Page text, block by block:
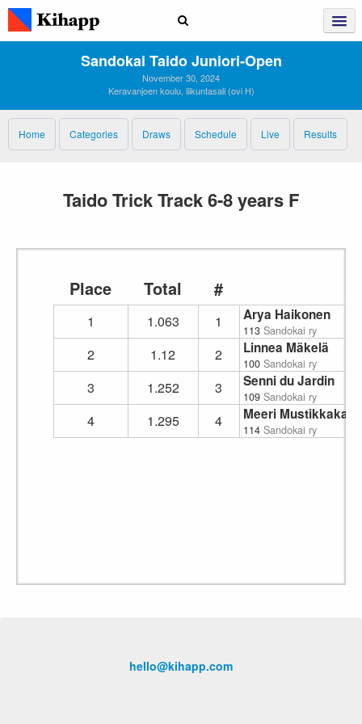
Sandokai Taido Juniori‑open
November 30, 2024
Keravanjoen koulu, liikuntasali (ovi H)
Home Categories Draws Schedule Live Results
Taido Trick Track 6-8 years F
Place Total #
1 1.063 1 Arya Haikonen
113 Sandokai ry
2 1.12 2 Linnea Mäkelä
100 Sandokai ry
3 1.252 3 Senni du Jardin
109 Sandokai ry
4 1.295 4 Meeri
114 Sandokai ry
hello@kihapp.com